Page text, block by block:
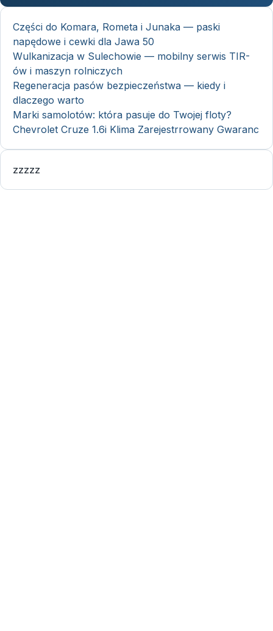
Części do Komara, Rometa i Junaka — paski
napędowe i cewki dla Jawa 50
Wulkanizacja w Sulechowie — mobilny serwis TIR-
ów i maszyn rolniczych
Regeneracja pasów bezpieczeństwa — kiedy i
dlaczego warto
Marki samolotów: która pasuje do Twojej floty?
Chevrolet Cruze 1.6i Klima Zarejestrrowany Gwaranc
zzzzz